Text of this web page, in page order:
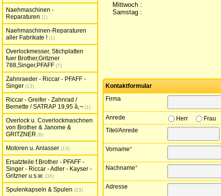
Naehmaschinen -
Reparaturen
1
Naehmaschinen-Reparaturen
aller Fabrikate !
1
Overlockmesser, Stichplatten
fuer Brother,Gritzner
788,Singer,PFAFF 7
Zahnraeder - Riccar - PFAFF -
Singer
13
Riccar - Greifer - Zahnrad /
Bernette / SATRAP 19,95 â‚¬
1
Overlock u. Coverlockmaschnen
von Brother & Janome &
GRITZNER
6
Motoren u. Anlasser 13
Ersatzteile f.Brother - PFAFF -
Singer - Riccar - Adler - Kayser -
Gritzner u.s.w. 38
Spulenkapseln & Spulen 23
Mittwoch :
Samstag :
Kontaktformular
Firma
Anrede Herr
Frau
Titel/Anrede
Vorname*
Nachname*
Adresse